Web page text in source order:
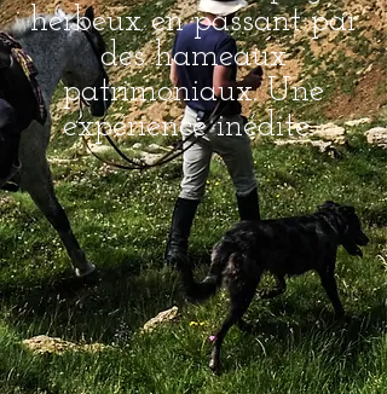
herbeux en passant par
des hameaux
patrimoniaux. Une
expérience inédite.